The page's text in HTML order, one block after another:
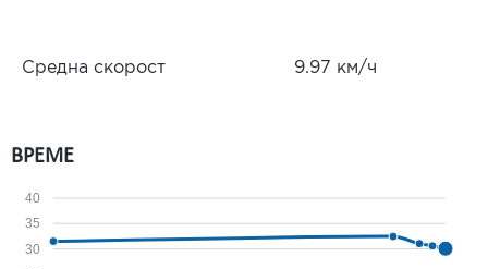
Средна скорост 9.97 км/ч
ВРЕМЕ
30
35
40